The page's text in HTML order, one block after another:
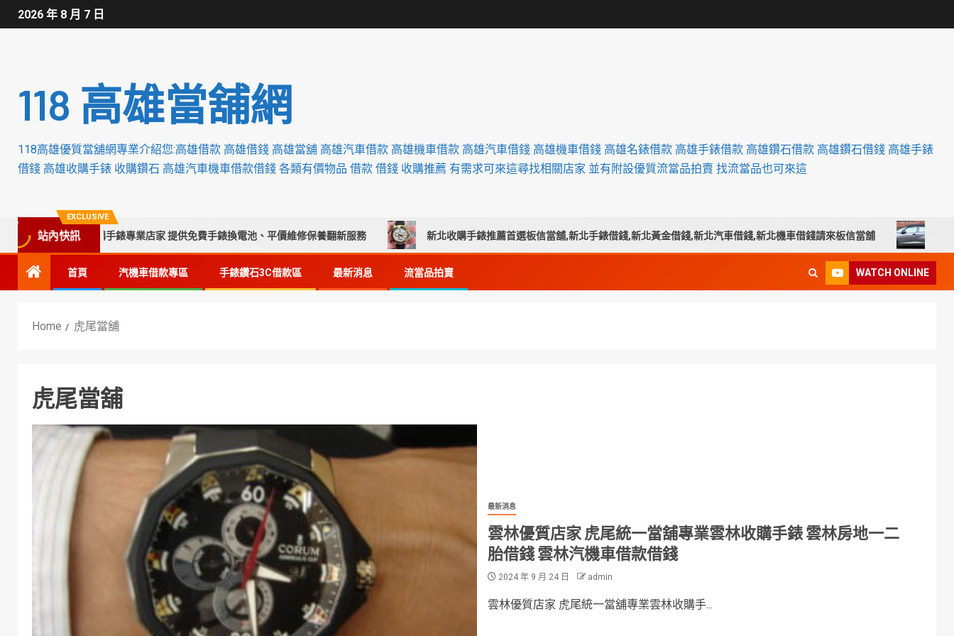
2026 年 8 月 7 日
118 高雄當舖網
118高雄優質當舖網專業介紹您:高雄借款 高雄借錢 高雄當舖 高雄汽車借款 高雄機車借款 高雄汽車借錢 高雄機車借錢 高雄名錶借款 高雄手錶借款 高雄鑽石借款 高雄鑽石借錢 高雄手錶
借錢 高雄收購手錶 收購鑽石 高雄汽車機車借款借錢 各類有價物品 借款 借錢 收購推薦 有需求可來這尋找相關店家 並有附設優質流當品拍賣 找流當品也可來這
EXCLUSIVE
站內快訊
彰化南投苗栗收購手錶專業店家 提供免費手錶換電池、平價維修保養翻新服務 新北收購手錶推薦首選板信當舖,新北手錶借錢,新北黃金借錢,新北汽車借錢,新北機車借錢請來板信當舖 南投汽
首頁 汽機車借款專區 手錶鑽石3C借款區 最新消息 流當品拍賣 WATCH ONLINE
Home 虎尾當舖
虎尾當舖
最新消息
雲林優質店家 虎尾統一當舖專業雲林收購手錶 雲林房地一二
胎借錢 雲林汽機車借款借錢
2024 年 9 月 24 日 admin
雲林優質店家 虎尾統一當舖專業雲林收購手...